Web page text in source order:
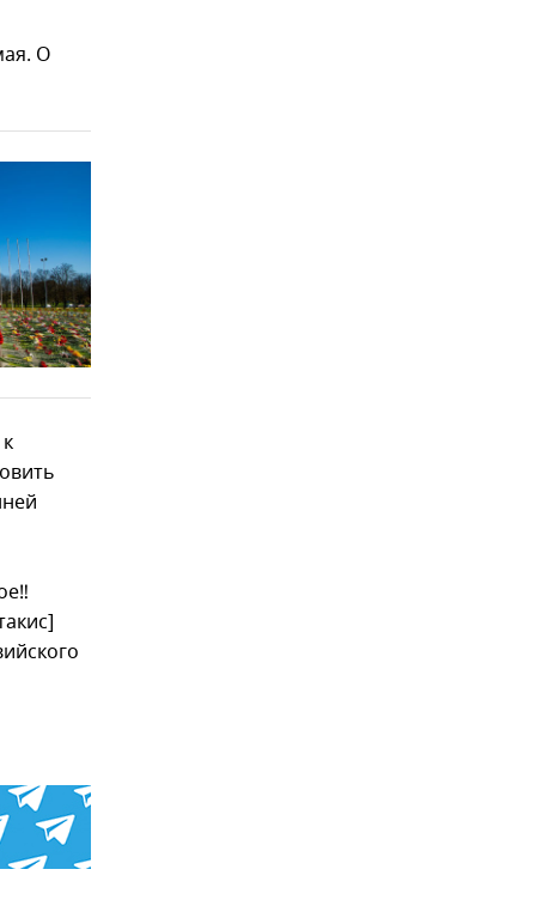
О